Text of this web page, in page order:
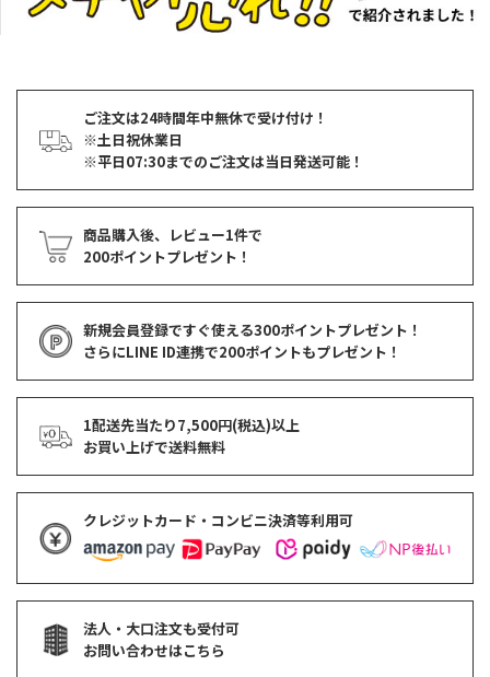
ご注文は24時間年中無休で受け付け！
※土日祝休業日
※平日07:30までのご注文は当日発送可能！
商品購入後、レビュー1件で
200ポイントプレゼント！
新規会員登録ですぐ使える300ポイントプレゼント！
さらにLINE ID連携で200ポイントもプレゼント！
1配送先当たり7,500円(税込)以上
お買い上げで送料無料
クレジットカード・コンビニ決済等利用可
法人・大口注文も受付可
お問い合わせはこちら